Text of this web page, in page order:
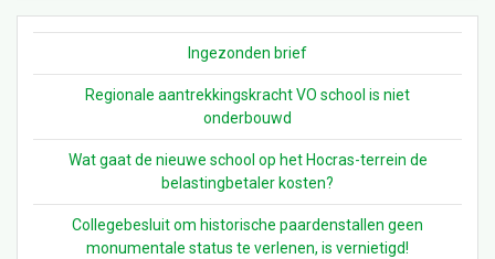
Ingezonden brief
Regionale aantrekkingskracht VO school is niet
onderbouwd
Wat gaat de nieuwe school op het Hocras-terrein de
belastingbetaler kosten?
Collegebesluit om historische paardenstallen geen
monumentale status te verlenen, is vernietigd!